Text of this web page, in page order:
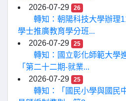
2026-07-29
26
轉知：朝陽科技大學辦理
學士推廣教育學分班...
2026-07-29
25
轉知：國立彰化師範大學
「第二十二期-就業...
2026-07-29
25
轉知：「國民小學與國民